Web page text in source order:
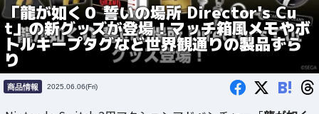
「龍が如く０ 誓いの場所 Director's Cu
t」の新グッズが登場！マッチ箱風メモやボ
トルキープタグなど世界観通りの製品ずら
り
商品情報 2025.06.06(Fri) B!